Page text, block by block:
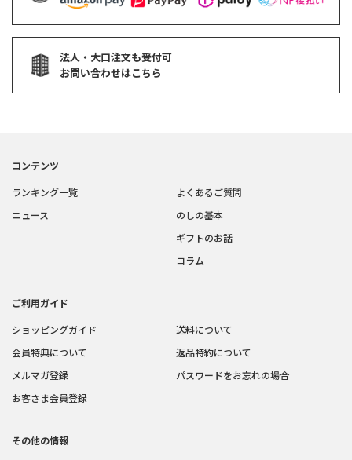
法人・大口注文も受付可
お問い合わせはこちら
コンテンツ
ランキング一覧
ニュース
よくあるご質問
のしの基本
ギフトのお話
コラム
ご利用ガイド
ショッピングガイド
会員特典について
メルマガ登録
お客さま会員登録
送料について
返品特約について
パスワードをお忘れの場合
その他の情報